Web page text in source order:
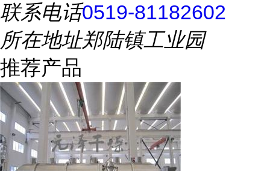
联系电话0519-81182602
所在地址郑陆镇工业园
推荐产品